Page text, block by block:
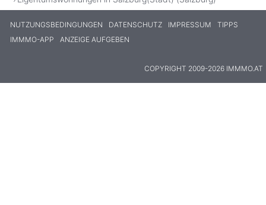
NUTZUNGSBEDINGUNGEN DATENSCHUTZ IMPRESSUM
TIPPS
IMMMO-APP
ANZEIGE AUFGEBEN
COPYRIGHT 2009-2026 IMMMO.AT